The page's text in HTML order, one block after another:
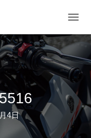
ビ
ー
シ
ョ
ン
を
4日